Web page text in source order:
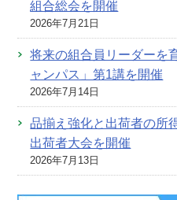
組合総会を開催
2026年7月21日
将来の組合員リーダー
ャンパス」第1講を開催
2026年7月14日
品揃え強化と出荷者の
出荷者大会を開催
2026年7月13日